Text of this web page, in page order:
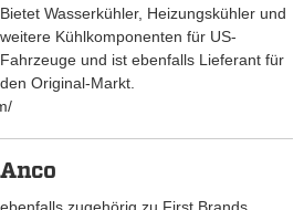
Bietet Wasserkühler, Heizungskühler und
weitere Kühlkomponenten für US-
Fahrzeuge und ist ebenfalls Lieferant für
den Original-Markt.
Anco